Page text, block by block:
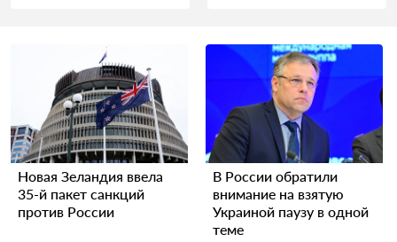
Новая Зеландия ввела
35-й пакет санкций
против России
В России обратили
внимание на взятую
Украиной паузу в одной
теме